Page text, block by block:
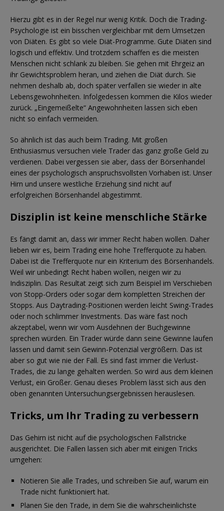
Hierzu gibt es in der Regel nur wenig Kritik. Doch die Trading-
Psychologie ist ein bisschen vergleichbar mit dem Umsetzen
von Diäten. Es gibt so viele Diät-Programme. Gute Diäten sind
logisch und effektiv. Und trotzdem schaffen es die meisten
Menschen nicht schlank zu bleiben. Sie gehen mit Ehrgeiz an
ihr Gewichtsproblem heran, und ziehen die Diät durch. Sie
nehmen deshalb ab, doch später verfallen sie wieder in alte
Lebensgewohnheiten. Infolgedessen kommen die Kilos wieder
zurück. „Eingemeißelte“ Angewohnheiten lassen sich eben
nicht so einfach vermeiden.
So ähnlich ist das auch beim Trading. Mit großen
Enthusiasmus versuchen viele Trader das ganz große Geld zu
verdienen. Dabei vergessen sie aber, dass der Börsenhandel
eines der psychologisch anspruchsvollsten Vorhaben ist. Unser
Hirn und unsere westliche Erziehung sind nicht auf
erfolgreichen Börsenhandel abgestimmt.
Disziplin ist keine menschliche Stärke
Es fängt damit an, dass wir immer Recht haben wollen. Daher
lieben wir es, beim Trading eine hohe Trefferquote zu haben.
Dabei ist die Trefferquote nur ein Kriterium des Börsenhandels.
Weil wir unbedingt Recht haben wollen, neigen wir zu
Indisziplin. Das Resultat zeigt sich zum Beispiel im Verschieben
von Stopp-Orders oder sogar dem kompletten Streichen der
Stopps. Aus Daytrading-Positionen werden leicht Swing-Trades
oder noch schlimmer Investments. Das wäre fast noch
akzeptabel, wenn wir vom Ausdehnen der Buchgewinne
sprechen würden. Ein Trader würde dann seine Gewinne laufen
lassen und damit sein Gewinn-Potenzial vergrößern. Das ist
aber so gut wie nie der Fall. Es sind fast immer die Verlust-
Trades, die zu lange gehalten werden. So wird aus dem kleinen
Verlust, ein Großer. Genau dieses Problem lässt sich aus den
oben genannten Untersuchungsergebnissen herauslesen.
Tricks, um Ihr Trading zu verbessern
Das Gehirn ist nicht auf die psychologischen Fallstricke
ausgerichtet. Die Fallen lassen sich aber mit einigen Tricks
umgehen:
Notieren Sie alle Trades, und schreiben Sie auf, warum ein
Trade nicht funktioniert hat.
Planen Sie den Trade, in dem Sie die wahrscheinlichste